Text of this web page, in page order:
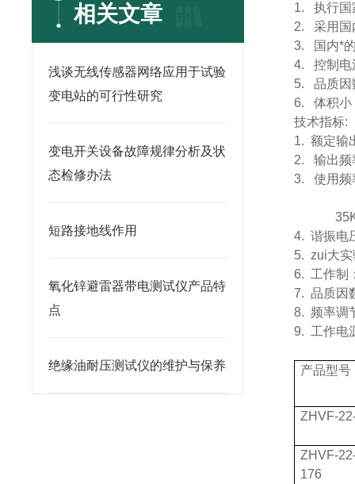
相关文章
浅谈无线传感器网络应用于试验
变电站的可行性研究
变电开关设备故障规律分析及状
态检修办法
短路接地线作用
氧化锌避雷器带电测试仪产品特
点
绝缘油耐压测试仪的维护与保养
1.
执行国
2.
采用国
3.
国内*
4.
控制电
5.
品质因
6.
体积小
技术指标:
1. 额定输
2.
输出频
3.
使用频
4. 谐振电
5. zui大
6. 工作制
7. 品质因
8. 频率调
9. 工作电
产品型号
ZHVF-
ZHVF-
176